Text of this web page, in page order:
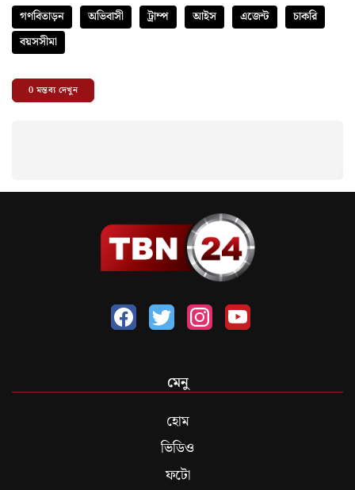
গণবিতাড়ন অভিবাসী ট্রাম্প আইস এজেন্ট
চাকরি
বয়সসীমা
0মন্তব্য দেখুন
মেনু
হোম
ভিডিও
ফটো